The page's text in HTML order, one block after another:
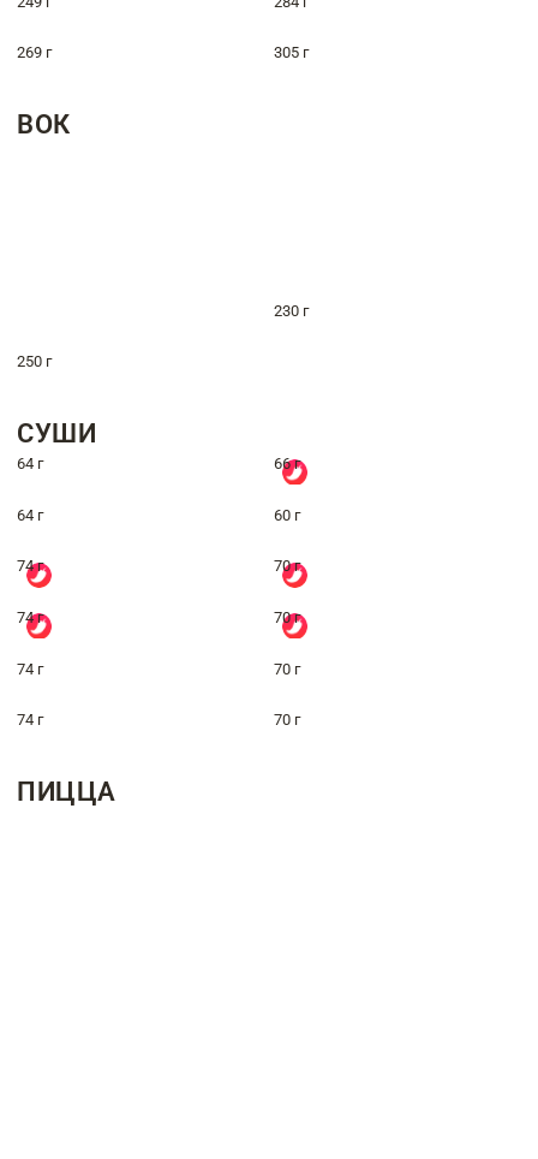
269 г 305 г
ВОК
230 г
250 г
СУШИ
64 г 66 г
64 г 60 г
74 г 70 г
74 г 70 г
74 г 70 г
74 г 70 г
ПИЦЦА